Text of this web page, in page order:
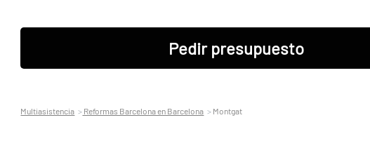
Pedir presupuesto
Multiasistencia Reformas Barcelona en Barcelona Montgat